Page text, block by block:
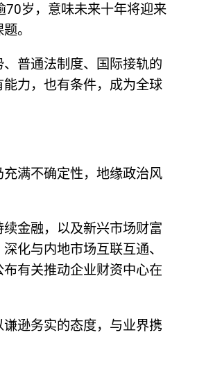
70岁，意味未来十年将迎来
。
普通法制度、国际接轨的
力，也有条件，成为全球
满不确定性，地缘政治风
金融，以及新兴市场财富
化与内地市场互联互通、
有关推动企业财资中心在
逊务实的态度，与业界携